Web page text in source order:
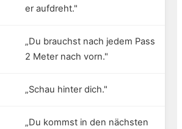
er aufdreht."
„Du brauchst nach jedem Pass
2 Meter nach vorn."
„Schau hinter dich."
„Du kommst in den nächsten